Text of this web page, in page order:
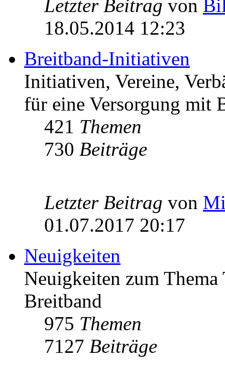
Letzter Beitrag von
18.05.2014 12:23
Breitband-Initiativen
Initiativen, Vereine,
für eine Versorgung mit
421 Themen
730 Beiträge
Letzter Beitrag von
01.07.2017 20:17
Neuigkeiten
Neuigkeiten zum
Breitband
975 Themen
7127 Beiträge